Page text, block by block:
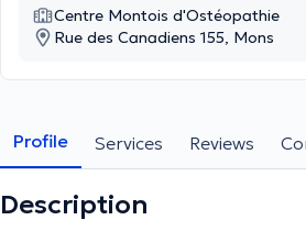
Centre Μontois d'Ostéopathie
Rue des Canadiens 155, Mons
Profile Services Reviews
Description